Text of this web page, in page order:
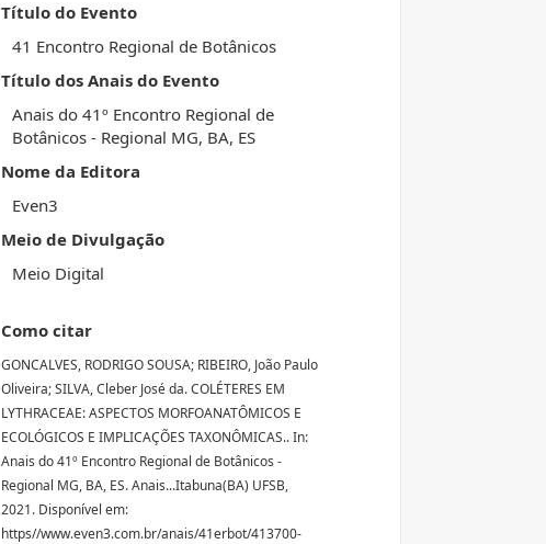
Título do Evento
41 Encontro Regional de Botânicos
Título dos Anais do Evento
Anais do 41º Encontro Regional de
Botânicos - Regional MG, BA, ES
Nome da Editora
Even3
Meio de Divulgação
Meio Digital
Como citar
GONCALVES, RODRIGO SOUSA; RIBEIRO, João Paulo
Oliveira; SILVA, Cleber José da. COLÉTERES EM
LYTHRACEAE: ASPECTOS MORFOANATÔMICOS E
ECOLÓGICOS E IMPLICAÇÕES TAXONÔMICAS.. In:
Anais do 41º Encontro Regional de Botânicos -
Regional MG, BA, ES. Anais...Itabuna(BA) UFSB,
2021. Disponível em:
https//www.even3.com.br/anais/41erbot/413700-